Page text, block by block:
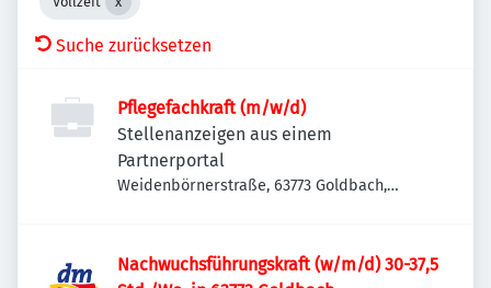
Suche zurücksetzen
Pflegefachkraft (m/w/d)
Stellenanzeigen aus einem
Partnerportal
Weidenbörnerstraße, 63773 Goldbach,
Nachwuchsführungskraft (w/m/d) 30-37,5